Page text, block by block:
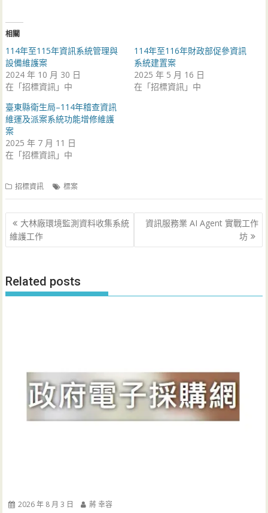
相關
114年至115年資訊系統管理與
設備維護案
2024 年 10 月 30 日
在「招標資訊」中
114年至116年財政部促參資訊
系統建置案
2025 年 5 月 16 日
在「招標資訊」中
臺東縣衛生局–114年稽查資訊
維運及派案系統功能增修維護
案
2025 年 7 月 11 日
在「招標資訊」中
招標資訊 標案
文
章
導
大林廠環境監測資料收集系統
維護工作
資訊服務業 AI Agent 實戰工作
坊
Related posts
2026 年 8 月 3 日 蔣 幸容